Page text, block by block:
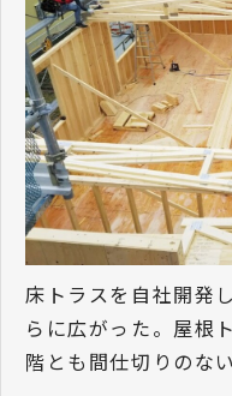
床トラスを自社開発
らに広がった。屋根
階とも間仕切りのな